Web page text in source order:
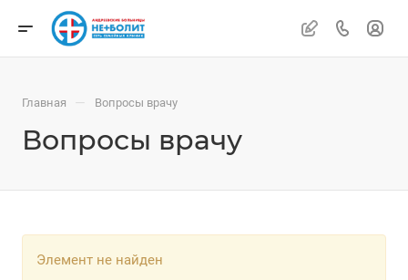
Главная — Вопросы врачу
Вопросы врачу
Элемент не найден